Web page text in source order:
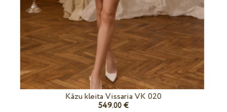
Kāzu kleita Vissaria VK 020
549.00 €